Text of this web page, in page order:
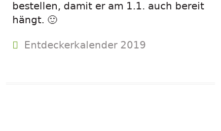
bestellen, damit er am 1.1. auch bereit
hängt. 🙂
Entdeckerkalender 2019